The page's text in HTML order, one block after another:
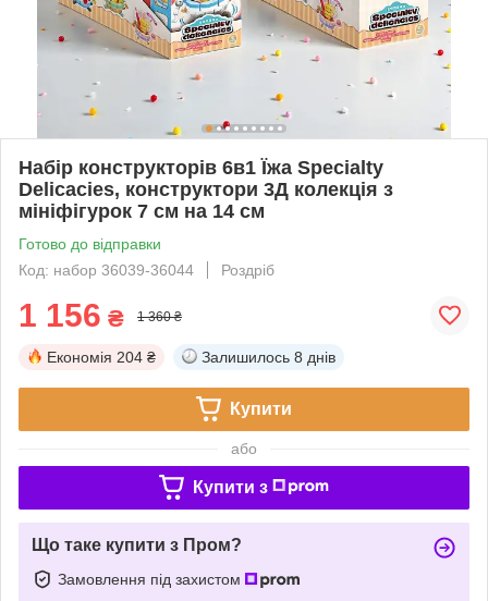
Набір конструкторів 6в1 Їжа Specialty
Delicacies, конструктори 3Д колекція з
мініфігурок 7 см на 14 см
Готово до відправки
Код: набор 36039-36044
Роздріб
1 156 ₴ 1 360 ₴
Економія 204 ₴ Залишилось 8 днів
Купити
або
Купити з
Що таке купити з Пром?
Замовлення під захистом